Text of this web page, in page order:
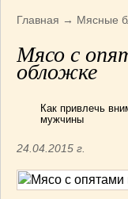
Армянская
(4)
Грузинская
Индийская
Итальянская
Румынская
Главная → Мясные
Мясо с
обложке
Как привлечь
мужчины
24.04.2015 г.